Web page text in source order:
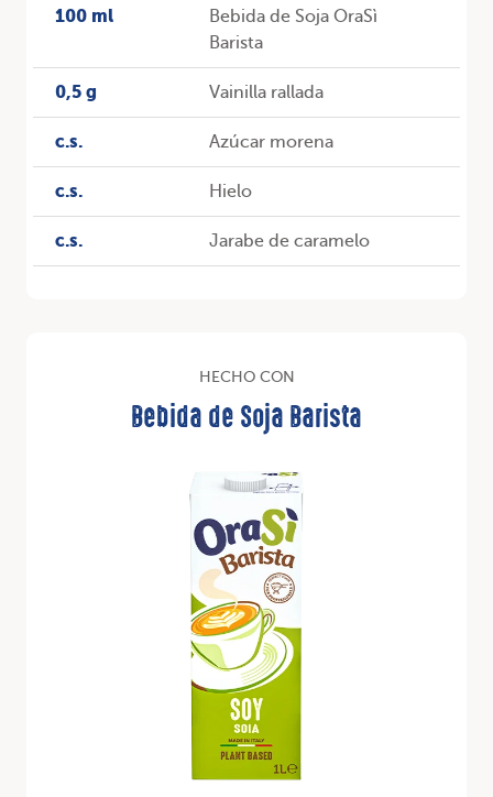
100 ml
Bebida de Soja OraSì
Barista
0,5 g Vainilla rallada
c.s. Azúcar morena
c.s. Hielo
c.s. Jarabe de caramelo
HECHO CON
Bebida de Soja Barista